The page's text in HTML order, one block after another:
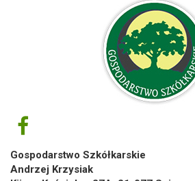
Gospodarstwo Szkółkarskie
Andrzej Krzysiak